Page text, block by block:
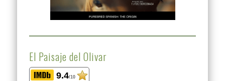
El Paisaje del Olivar
9.4/10